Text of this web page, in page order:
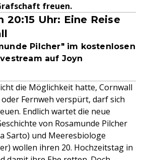
freuen.
20:15 Uhr: Eine Reise
Pilcher" im kostenlosen
auf Joyn
die Möglichkeit hatte, Cornwall
Fernweh verspürt, darf sich
Endlich wartet die neue
von Rosamunde Pilcher
Sarto) und Meeresbiologe
wollen ihren 20. Hochzeitstag in